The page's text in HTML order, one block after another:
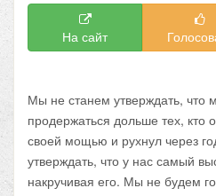
На сайт
Мы не станем утверждать,
продержаться дольше тех, кто
своей мощью и рухнул через
утверждать, что у нас самый
накручивая его. Мы не будем